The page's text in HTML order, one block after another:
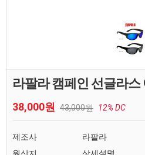
라팔라 캠페인 선글라
38,000원 43,000원 12% DC
제조사
라팔라